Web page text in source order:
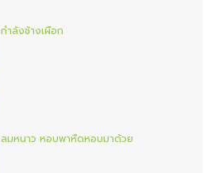
กำลังช้างเผือก
ลมหนาว หอบพาหืดหอบมาด้วย